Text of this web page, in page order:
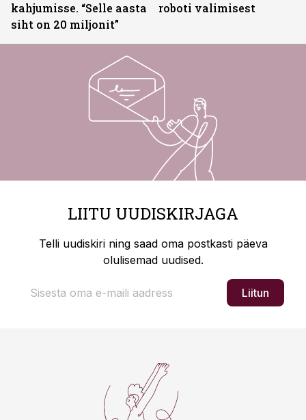
kahjumisse. “Selle aasta
siht on 20 miljonit”
roboti valimisest
LIITU UUDISKIRJAGA
Telli uudiskiri ning saad oma postkasti päeva
olulisemad uudised.
Liitun